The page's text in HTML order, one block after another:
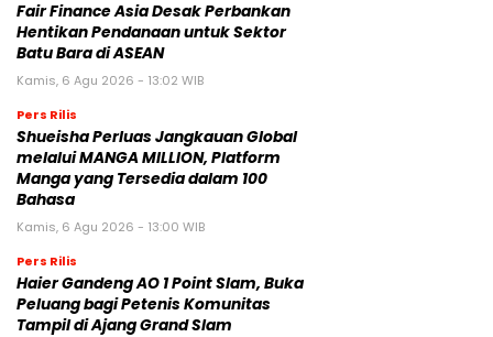
Fair Finance Asia Desak Perbankan
Hentikan Pendanaan untuk Sektor
Batu Bara di ASEAN
Kamis, 6 Agu 2026 - 13:02 WIB
Pers Rilis
Shueisha Perluas Jangkauan Global
melalui MANGA MILLION, Platform
Manga yang Tersedia dalam 100
Bahasa
Kamis, 6 Agu 2026 - 13:00 WIB
Pers Rilis
Haier Gandeng AO 1 Point Slam, Buka
Peluang bagi Petenis Komunitas
Tampil di Ajang Grand Slam